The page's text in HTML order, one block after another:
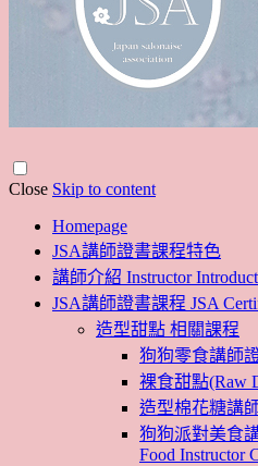
Close Skip to content
Homepage
JSA講師證書課程特色
講師介紹 Instructor
JSA講師證書課程 JSA
造型甜點 相關課程
狗狗零食講師
裸食甜點(Raw
造型棉花糖講
狗狗派對美食
Food Instructor